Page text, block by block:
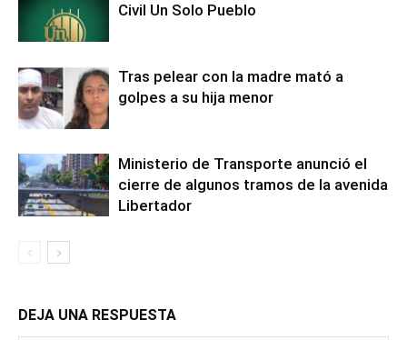
Civil Un Solo Pueblo
Tras pelear con la madre mató a
golpes a su hija menor
Ministerio de Transporte anunció el
cierre de algunos tramos de la avenida
Libertador
DEJA UNA RESPUESTA